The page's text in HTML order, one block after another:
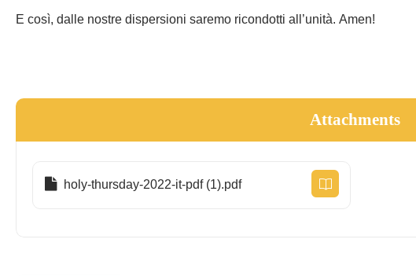
E così, dalle nostre dispersioni saremo ricondotti all’unità. Amen!
Patriarca di
Attachments
holy-thursday-2022-it-pdf (1).pdf